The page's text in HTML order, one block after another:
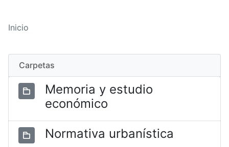
Inicio
Carpetas
Memoria y estudio
económico
Normativa urbanística